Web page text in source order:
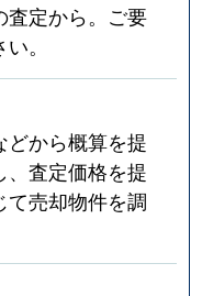
査定から。ご要
。
どから概算を提
、査定価格を提
て売却物件を調